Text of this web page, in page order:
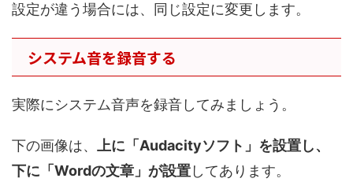
設定が違う場合には、同じ設定に変更します。
システム音を録音する
実際にシステム音声を録音してみましょう。
下の画像は、 上に「Audacityソフト」を設置し、
下に「Wordの文章」が設置してあります。